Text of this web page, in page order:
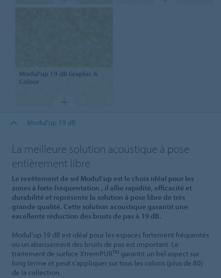
Modul'up19 dB Graphic &
Colour
Modul'up 19 dB
La meilleure solution acoustique à pose
entièrement libre
Le revêtement de sol Modul’up est le choix idéal pour les
zones à forte fréquentation ; il allie rapidité, efficacité et
durabilité et représente la solution à pose libre de très
grande qualité. Cette solution acoustique garantit une
excellente réduction des bruits de pas à 19 dB.
Modul’up 19 dB est idéal pour les espaces fortement fréquentés
où un abaissement des bruits de pas est important. Le
traitement de surface XtremPURTM garantit un bel aspect sur
long terme et peut s’appliquer sur tous les coloris (plus de 80)
de la collection.